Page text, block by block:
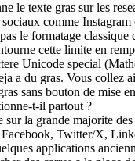
le texte gras sur les
comme
le formatage classique
cette limite en
Unicode special
a du gras. Vous collez
sans bouton de mise
t-il partout ?
la grande majorite
Facebook, Twitter/X,
applications